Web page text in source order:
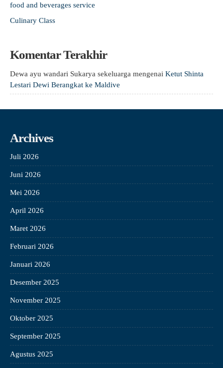
food and beverages service
Culinary Class
Komentar Terakhir
Dewa ayu wandari Sukarya sekeluarga mengenai Ketut Shinta
Lestari Dewi Berangkat ke Maldive
Archives
Juli 2026
Juni 2026
Mei 2026
April 2026
Maret 2026
Februari 2026
Januari 2026
Desember 2025
November 2025
Oktober 2025
September 2025
Agustus 2025